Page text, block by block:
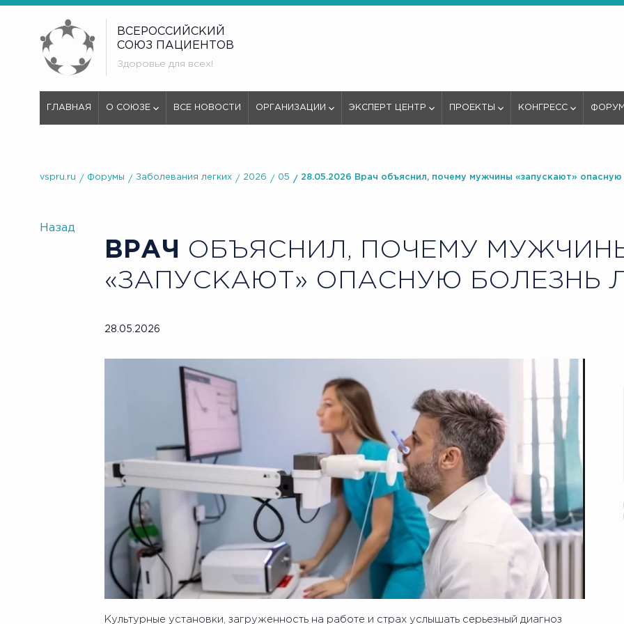
ВСЕРОССИЙСКИЙ
СОЮЗ ПАЦИЕНТОВ
Здоровье для всех!
ГЛАВНАЯ О СОЮЗЕ ВСЕ НОВОСТИ ОРГАНИЗАЦИИ ЭКСПЕРТ ЦЕНТР ПРОЕКТЫ КОНГРЕСС
vspru.ru Форумы Заболевания легких 2026 05 28.05.2026 Врач объяснил, почему мужчины «запускают» опасную
Назад
ВРАЧ
ОБЪЯСНИЛ, ПОЧЕМУ
«ЗАПУСКАЮТ» ОПАСНУЮ БОЛЕЗНЬ
28.05.2026
Культурные установки, загруженность на работе и страх услышать серьезный диагноз